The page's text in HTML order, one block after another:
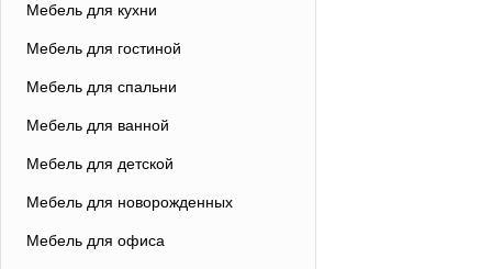
Мебель для кухни
Мебель для гостиной
Мебель для спальни
Мебель для ванной
Мебель для детской
Мебель для новорожденных
Мебель для офиса